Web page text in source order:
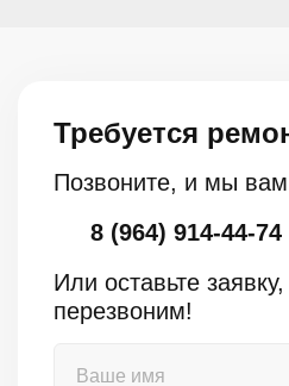
Требуется
Позвоните, и мы
8 (964) 914-44-74
Или оставьте
перезвоним!